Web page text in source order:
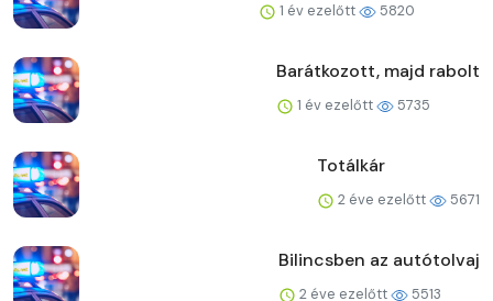
1 év ezelőtt 5820
Barátkozott, majd rabolt
1 év ezelőtt 5735
Totálkár
2 éve ezelőtt 5671
Bilincsben az autótolvaj
2 éve ezelőtt 5513